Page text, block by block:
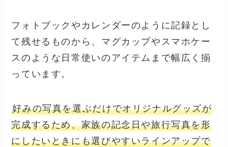
フォトブックやカレンダーのように記録とし
て残せるものから、マグカップやスマホケー
スのような日常使いのアイテムまで幅広く揃
っています。
好みの写真を選ぶだけでオリジナルグッズが
完成するため、家族の記念日や旅行写真を形
にしたいときにも選びやすいラインアップで